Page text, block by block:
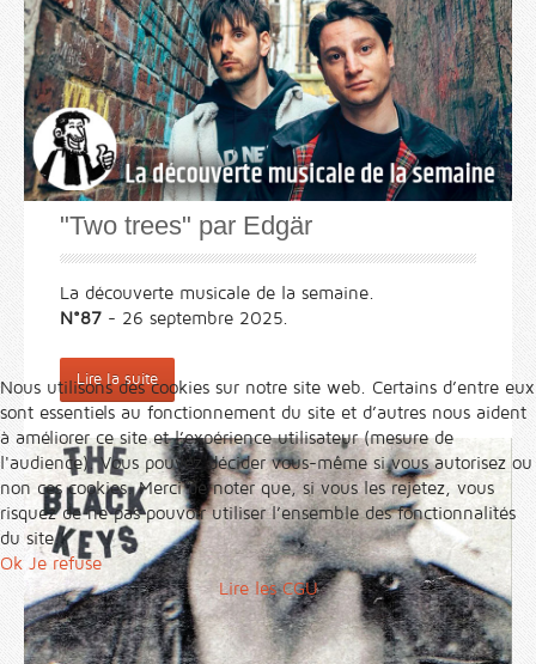
"Two trees" par Edgär
La découverte musicale de la semaine.
N°87 - 26 septembre 2025.
Lire la suite
Nous utilisons des cookies sur notre site web. Certains d’entre eux
sont essentiels au fonctionnement du site et d’autres nous aident
à améliorer ce site et l’expérience utilisateur (mesure de
l'audience). Vous pouvez décider vous-même si vous autorisez ou
non ces cookies. Merci de noter que, si vous les rejetez, vous
risquez de ne pas pouvoir utiliser l’ensemble des fonctionnalités
du site.
Ok Je refuse
Lire les CGU